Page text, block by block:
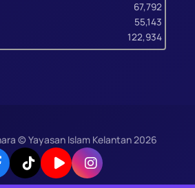
67,792
55,143
122,934
© Yayasan Islam Kelantan2026